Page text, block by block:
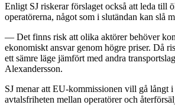
Enligt SJ riskerar förslaget också att leda till
operatörerna, något som i slutändan kan slå
— Det finns risk att olika aktörer behöver
ekonomiskt ansvar genom högre priser. Då
ett sämre läge jämfört med andra
Alexandersson.
SJ menar att EU-kommissionen vill gå långt i
avtalsfriheten mellan operatörer och